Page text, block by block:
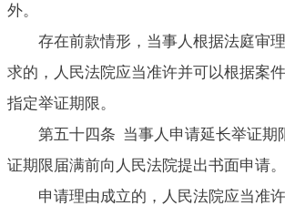
外。
存在前款情形，当事人根据法庭审
求的，人民法院应当准许并可以根据案
指定举证期限。
第五十四条 当事人申请延长举证期
证期限届满前向人民法院提出书面申请。
申请理由成立的，人民法院应当准